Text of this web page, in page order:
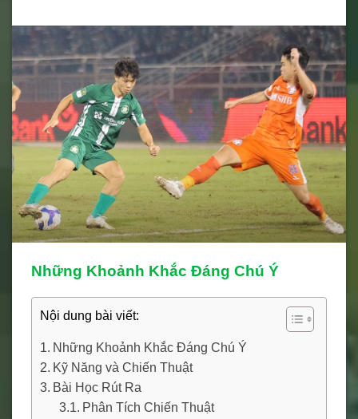
Những Khoảnh Khắc Đáng Chú Ý
Nội dung bài viết:
Những Khoảnh Khắc Đáng Chú Ý
Kỹ Năng và Chiến Thuật
Bài Học Rút Ra
Phân Tích Chiến Thuật